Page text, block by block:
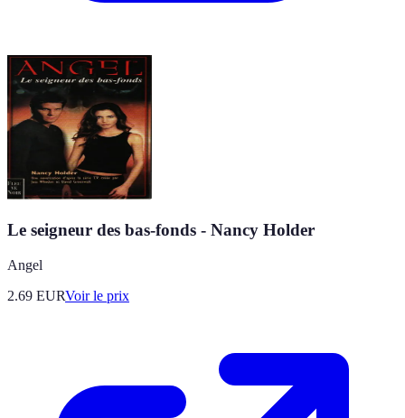
Le seigneur des bas-fonds - Nancy Holder
Angel
2.69 EURVoir le prix